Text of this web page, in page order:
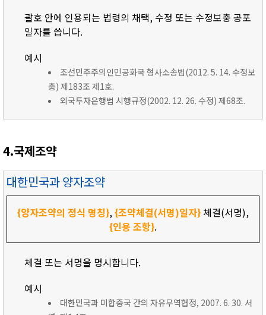
괄호 안에 인용되는 법령의 채택, 수정 또는 수정보충 공포
일자를 씁니다.
예시
조선민주주의인민공화국 형사소송법(2012. 5. 14. 수정보
충) 제183조 제1호.
외국투자은행법 시행규정(2002. 12. 26. 수정) 제68조.
4.국제조약
대한민국과 양자조약
{양자조약의 정식 명칭},{조약체결(서명)일자} 체결(서명),
{인용 조항}.
체결 또는 서명을 명시합니다.
예시
대한민국과 미합중국 간의 자유무역협정, 2007. 6. 30. 서